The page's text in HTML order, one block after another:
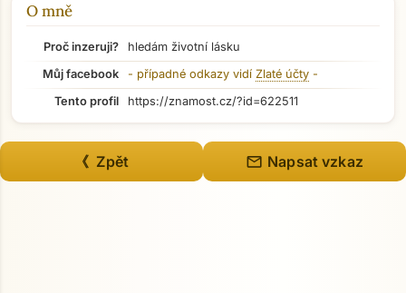
O mně
Proč inzeruji?
hledám životní lásku
Můj facebook
- případné odkazy vidí Zlaté účty -
Tento profil
https://znamost.cz/?id=622511
《 Zpět mail Napsat vzkaz